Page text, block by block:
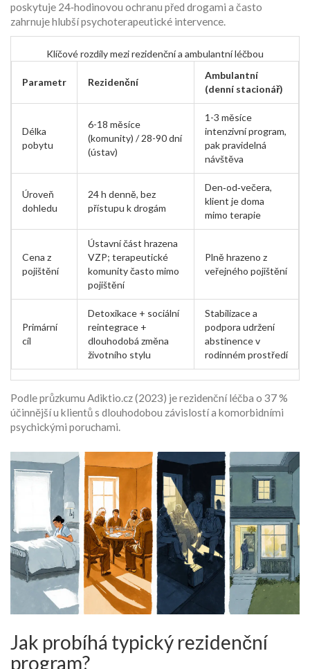
poskytuje 24‑hodinovou ochranu před drogami a často
zahrnuje hlubší psychoterapeutické intervence.
Klíčové rozdíly mezi rezidenční a ambulantní léčbou
Parametr Rezidenční
Ambulantní
(denní stacionář)
Délka
pobytu
6-18 měsíce
(komunity) / 28-90 dní
(ústav)
1-3 měsíce
intenzivní program,
pak pravidelná
návštěva
Úroveň
dohledu
24 h denně, bez
přístupu k drogám
Den‑od‑večera,
klient je doma
mimo terapie
Cena z
pojištění
Ústavní část hrazena
VZP; terapeutické
komunity často mimo
pojištění
Plně hrazeno z
veřejného pojištění
Primární
cíl
Detoxikace + sociální
reintegrace +
dlouhodobá změna
životního stylu
Stabilizace a
podpora udržení
abstinence v
rodinném prostředí
Podle průzkumu Adiktio.cz (2023) je rezidenční léčba o 37 %
účinnější u klientů s dlouhodobou závislostí a komorbidními
psychickými poruchami.
Jak probíhá typický rezidenční
program?